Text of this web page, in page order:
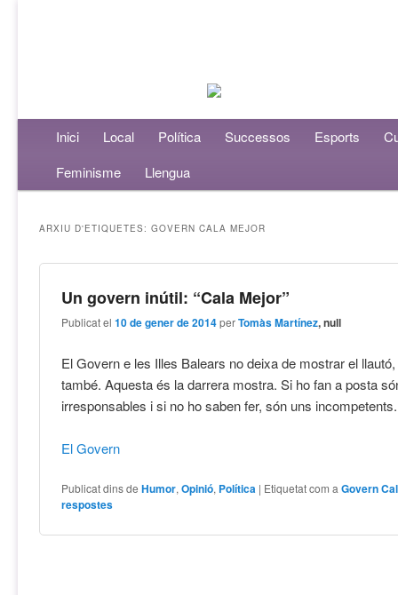
Menú principalAneu al contingut principal
Aneu al contingut secundari
Inici Local Política Successos Esports
Feminisme
Llengua
ARXIU D'ETIQUETES:GOVERN CALA MEJOR
Un govern inútil: “Cala Mejor”
Publicat el10 de gener de 2014 perTomàs Martínez, null
El Govern e les Illes Balears no deixa de mostrar el
també. Aquesta és la darrera mostra. Si ho fan a posta
irresponsables i si no ho saben fer, són uns incompetents.
El Govern
Publicat dins de Humor,Opinió, Política | Etiquetat com a Govern
respostes